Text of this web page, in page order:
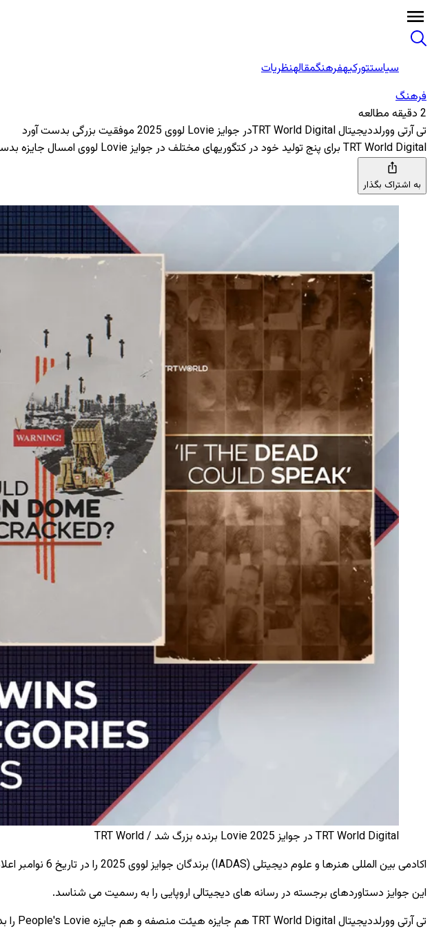
سیاستتورکیهفرهنگمقالهنظریات
فرهنگ
2 دقیقه مطالعه
تی آرتی وورلددیجیتال TRT World Digitalدر جوایز Lovie لووی 2025 موفقیت بزرگی بدست آورد
TRT World Digital برای پنج تولید خود در کتگوریهای مختلف در جوایز Lovie لووی امسال جایزه بدست آورد
به اشتراک بگذار
TRT World Digital در جوایز Lovie 2025 برنده بزرگ شد / TRT World
اکادمی بین المللی هنرها و علوم دیجیتلی (IADAS) برندگان جوایز لووی 2025 را در تاریخ 6 نوامبر اعلام کرد.
این جوایز دستاوردهای برجسته در رسانه های دیجیتالی اروپایی را به رسمیت می شناسد.
تی آرتی وورلددیجیتال TRT World Digital هم جایزه هیئت منصفه و هم جایزه People's Lovie را بدست آورد که دستاوردهای تیم را در داستان نویسی خلاق و ژورنالیزم تاثیرمحور نشان داد.